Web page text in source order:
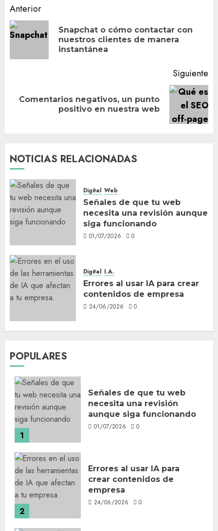
Navegación
de
entradas
Anterior
Snapchat o cómo contactar con
nuestros clientes de manera
instantánea
Siguiente
Siguiente
Comentarios negativos, un punto
positivo en nuestra web
NOTICIAS RELACIONADAS
Digital Web
Señales de que tu web
necesita una revisión aunque
siga funcionando
01/07/2026 0
Digital I.A.
Errores al usar IA para crear
contenidos de empresa
24/06/2026 0
POPULARES
1
Señales de que tu web
necesita una revisión
aunque siga funcionando
01/07/2026 0
2
Errores al usar IA para
crear contenidos de
empresa
24/06/2026 0